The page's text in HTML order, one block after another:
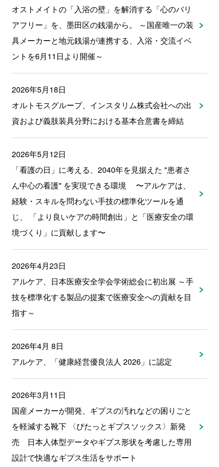
オストメイトの「入浴の壁」を解消する「心のバリ
アフリー」を、墨田区の銭湯から。 ～国産唯一の装
具メーカーと地元銭湯が連携する、入浴・交流イベ
ントを6月11日より開催～
2026年5月18日
オルトモスグループ、インスタリム株式会社への出
資および義肢装具分野における基本合意書を締結
2026年5月12日
「看護の日」に考える、2040年を見据えた "患者さ
ん中心の看護" を実現できる環境 〜アルケアは、
経験・スキルを問わない手技の標準化ツールを通
じ、 「より良いケアの時間創出」と「医療安全の環
境づくり」に貢献します〜
2026年4月23日
アルケア、日本医療安全学会学術総会に初出展 ～手
技を標準化する製品の提案で医療安全への貢献を目
指す～
2026年4月 8日
アルケア、「健康経営優良法人 2026」に認定
2026年3月11日
国産メーカーが開発、ギプスの汚れなどの困りごと
を軽減する靴下 〈ぴたっとギプスソックス〉新発
売 日本人体型データやギプス形状を考慮した専用
設計で快適なギプス生活をサポート